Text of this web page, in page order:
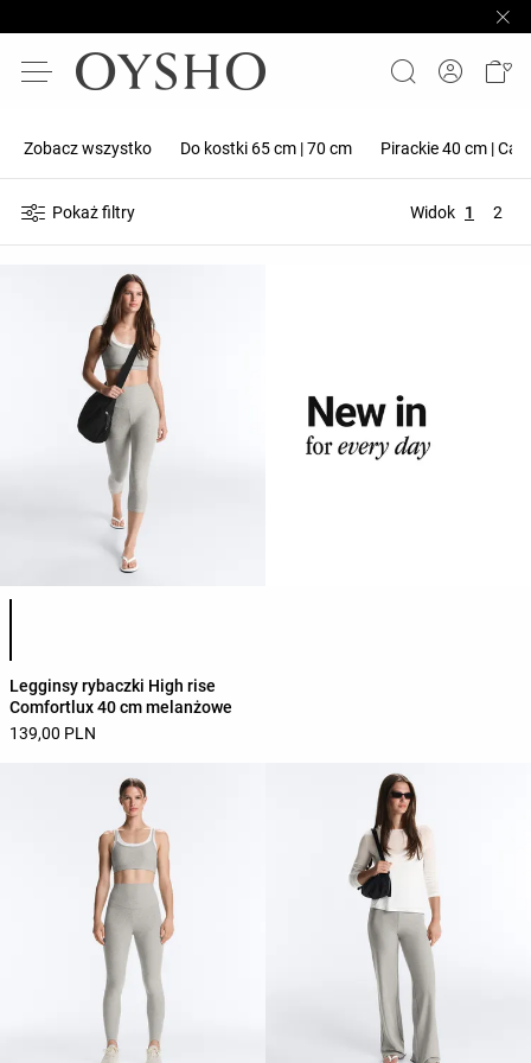
Zobacz wszystko Do kostki 65 cm | 70 cm Pirackie 40 cm |
Pokaż filtry Widok 1 2
Legginsy rybaczki High rise
Comfortlux 40 cm melanżowe
139,00 PLN